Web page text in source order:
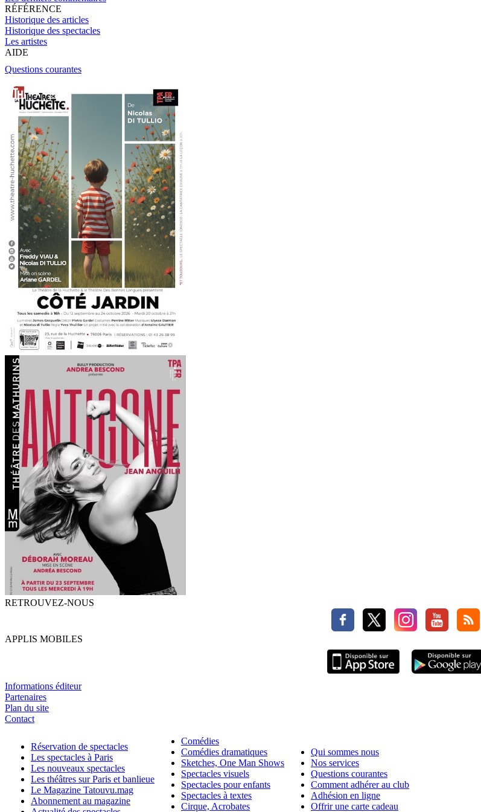
RÉFÉRENCE
Historique des articles
Historique des spectacles
Les artistes
AIDE
Questions courantes
RETROUVEZ-NOUS
APPLIS MOBILES
Informations éditeur
Partenaires
Plan du site
Contact
Réservation de spectacles
Les spectacles à Paris
Les nouveaux spectacles
Les théâtres sur Paris et banlieue
Le Magazine Tatouvu.mag
Abonnement au magazine
Comédies
Comédies dramatiques
Sketches, One Man Shows
Spectacles visuels
Spectacles pour enfants
Spectacles à textes
Cirque, Acrobates
Qui sommes nous
Nos services
Questions courantes
Comment adhérer au club
Adhésion en ligne
Offrir une carte cadeau